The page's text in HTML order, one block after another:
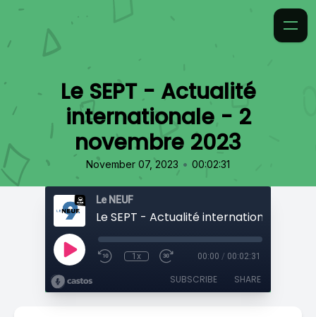
Le SEPT - Actualité
internationale - 2
novembre 2023
November 07, 2023 • 00:02:31
Le NEUF
1x 00:00 / 00:02:31
SUBSCRIBE SHARE